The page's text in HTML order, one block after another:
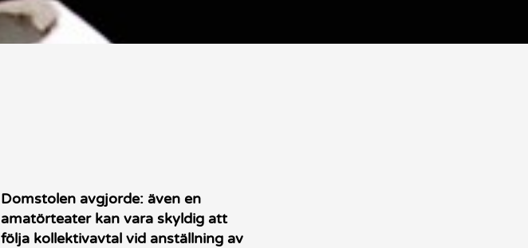
Domstolen avgjorde: även en
amatörteater kan vara skyldig att
följa kollektivavtal vid anställning av